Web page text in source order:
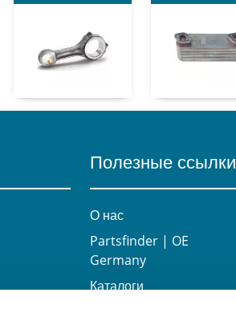
Полезные ссылки
О нас
Partsfinder | OE
Germany
Каталоги